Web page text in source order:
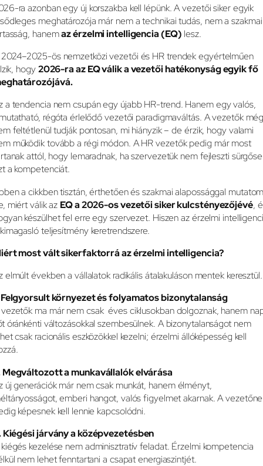
ra azonban egy új korszakba kell lépünk. A vezetői siker egyik
meghatározója már nem a technikai tudás, nem a szakmai
hanemaz érzelmi intelligencia (EQ) lesz.
ös nemzetközi vezetői és HR trendek egyértelműen
hogy2026-ra az EQ válik a vezetői hatékonyság egyik fő
a tendencia nem csupán egy újabb HR-trend. Hanem egy valós,
régóta érlelődő vezetői paradigmaváltás. A vezetők
feltétlenül tudják pontosan, mi hiányzik – de érzik, hogy valami
működik tovább a régi módon. A HR vezetők pedig már most
attól, hogy lemaradnak, ha szervezetük nem fejleszti
a kompetenciát.
a cikkben tisztán, érthetően és szakmai alapossággal
miért válik az EQ a 2026-os vezetői siker kulcstényezőjévé,
készülhet fel erre egy szervezet. Hiszen az érzelmi
teljesítmény keretrendszere.
most vált sikerfaktorrá az érzelmi intelligencia?
elmúlt években a vállalatok radikális átalakuláson mentek keresztül.
Felgyorsult környezet és folyamatos bizonytalanság
ma már nem csak éves ciklusokban dolgoznak, hanem
óránkénti változásokkal szembesülnek. A bizonytalanságot nem
csak racionális eszközökkel kezelni; érzelmi állóképesség kell
Megváltozott a munkavállalók elvárása
új generációk már nem csak munkát, hanem élményt,
emberi hangot, valós figyelmet akarnak. A
képesnek kell lennie kapcsolódni.
Kiégési járvány a középvezetésben
kezelése nem adminisztratív feladat. Érzelmi kompetencia
nem lehet fenntartani a csapat energiaszintjét.